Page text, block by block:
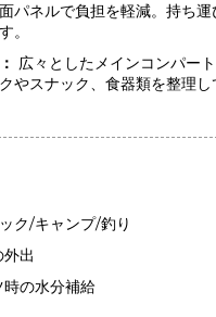
パネルで負担を軽減。持ち運
。
広々としたメインコンパー
やスナック、食器類を整理し
ク/キャンプ/釣り
出
の水分補給